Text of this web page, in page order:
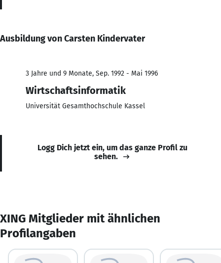
Ausbildung von Carsten Kindervater
3 Jahre und 9 Monate, Sep. 1992 - Mai 1996
Wirtschaftsinformatik
Universität Gesamthochschule Kassel
Logg Dich jetzt ein, um das ganze Profil zu
sehen.
XING Mitglieder mit ähnlichen
Profilangaben